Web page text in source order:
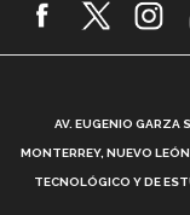
2026!
AV. EUGENIO GARZA
MONTERREY, NUEVO
TECNOLÓGICO Y DE